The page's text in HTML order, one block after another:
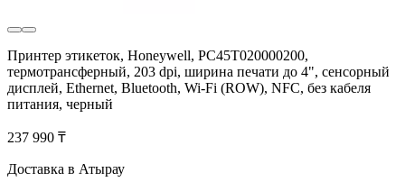
Принтер этикеток, Honeywell, PC45T020000200,
термотрансферный, 203 dpi, ширина печати до 4", сенсорный
дисплей, Ethernet, Bluetooth, Wi-Fi (ROW), NFC, без кабеля
питания, черный
237 990 ₸
Доставка в Атырау